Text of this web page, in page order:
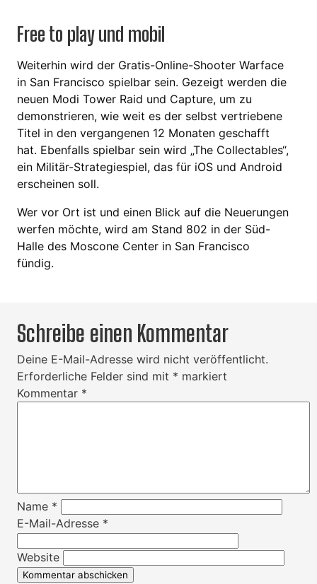
Free to play und mobil
Weiterhin wird der Gratis-Online-Shooter Warface
in San Francisco spielbar sein. Gezeigt werden die
neuen Modi Tower Raid und Capture, um zu
demonstrieren, wie weit es der selbst vertriebene
Titel in den vergangenen 12 Monaten geschafft
hat. Ebenfalls spielbar sein wird „The Collectables“,
ein Militär-Strategiespiel, das für iOS und Android
erscheinen soll.
Wer vor Ort ist und einen Blick auf die Neuerungen
werfen möchte, wird am Stand 802 in der Süd-
Halle des Moscone Center in San Francisco
fündig.
Schreibe einen Kommentar
Deine E-Mail-Adresse wird nicht veröffentlicht.
Erforderliche Felder sind mit * markiert
Kommentar *
Name *
E-Mail-Adresse *
Website